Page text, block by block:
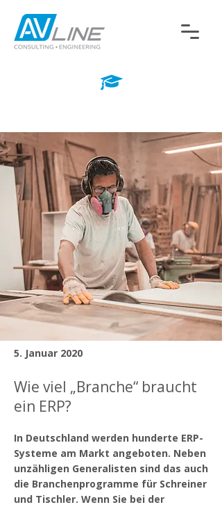
5. Januar 2020
Wie viel „Branche“ braucht
ein ERP?
In Deutschland werden hunderte ERP-
Systeme am Markt angeboten. Neben
unzähligen Generalisten sind das auch
die Branchenprogramme für Schreiner
und Tischler. Wenn Sie bei der